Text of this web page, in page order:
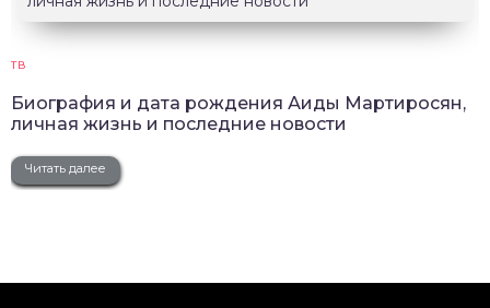
ТВ
Биография и дата рождения Аиды Мартиросян,
личная жизнь и последние новости
Читать далее